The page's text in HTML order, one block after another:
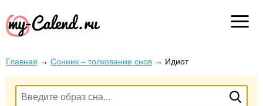
Главная → Сонник – толкование снов → Идиот